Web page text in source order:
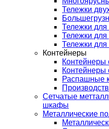
Тележки
Тележки для
Тележки для
Тележки
Контейнеры
Контейнеры
Распашные
Сетчатые
шкафы
Металлические